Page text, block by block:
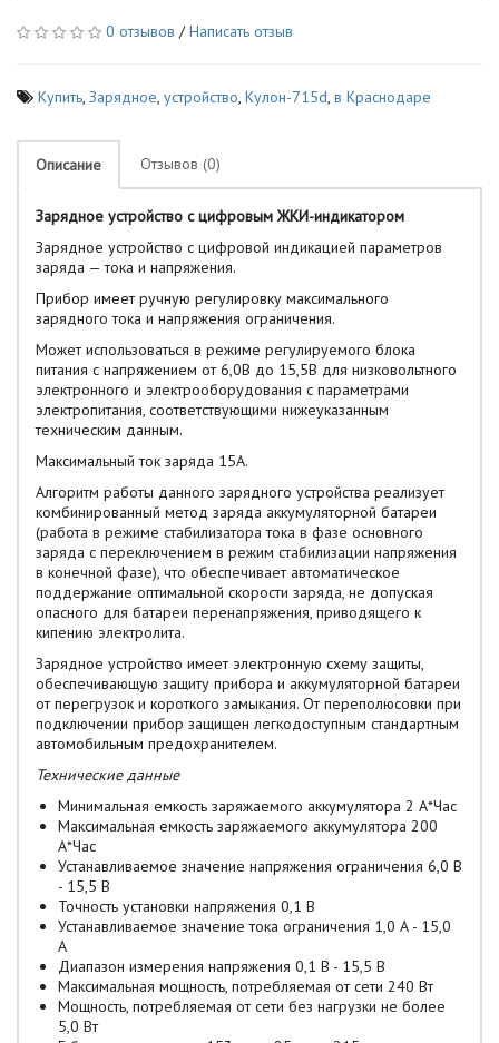
0 отзывов /Написать отзыв
Купить, Зарядное, устройство, Кулон-715d, в Краснодаре
Описание Отзывов (0)
Зарядное устройство с цифровым ЖКИ-индикатором
Зарядное устройство с цифровой индикацией параметров
заряда — тока и напряжения.
Прибор имеет ручную регулировку максимального
зарядного тока и напряжения ограничения.
Может использоваться в режиме регулируемого блока
питания с напряжением от 6,0В до 15,5В для низковольтного
электронного и электрооборудования с параметрами
электропитания, соответствующими нижеуказанным
техническим данным.
Максимальный ток заряда 15A.
Алгоритм работы данного зарядного устройства реализует
комбинированный метод заряда аккумуляторной батареи
(работа в режиме стабилизатора тока в фазе основного
заряда с переключением в режим стабилизации напряжения
в конечной фазе), что обеспечивает автоматическое
поддержание оптимальной скорости заряда, не допуская
опасного для батареи перенапряжения, приводящего к
кипению электролита.
Зарядное устройство имеет электронную схему защиты,
обеспечивающую защиту прибора и аккумуляторной батареи
от перегрузок и короткого замыкания. От переполюсовки при
подключении прибор защищен легкодоступным стандартным
автомобильным предохранителем.
Технические данные
Минимальная емкость заряжаемого аккумулятора 2 А*Час
Максимальная емкость заряжаемого аккумулятора 200
А*Час
Устанавливаемое значение напряжения ограничения 6,0 В
- 15,5 В
Точность установки напряжения 0,1 В
Устанавливаемое значение тока ограничения 1,0 А - 15,0
А
Диапазон измерения напряжения 0,1 В - 15,5 В
Максимальная мощность, потребляемая от сети 240 Вт
Мощность, потребляемая от сети без нагрузки не более
5,0 Вт